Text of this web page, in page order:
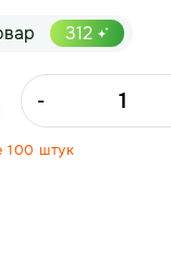
312
-
100 штук